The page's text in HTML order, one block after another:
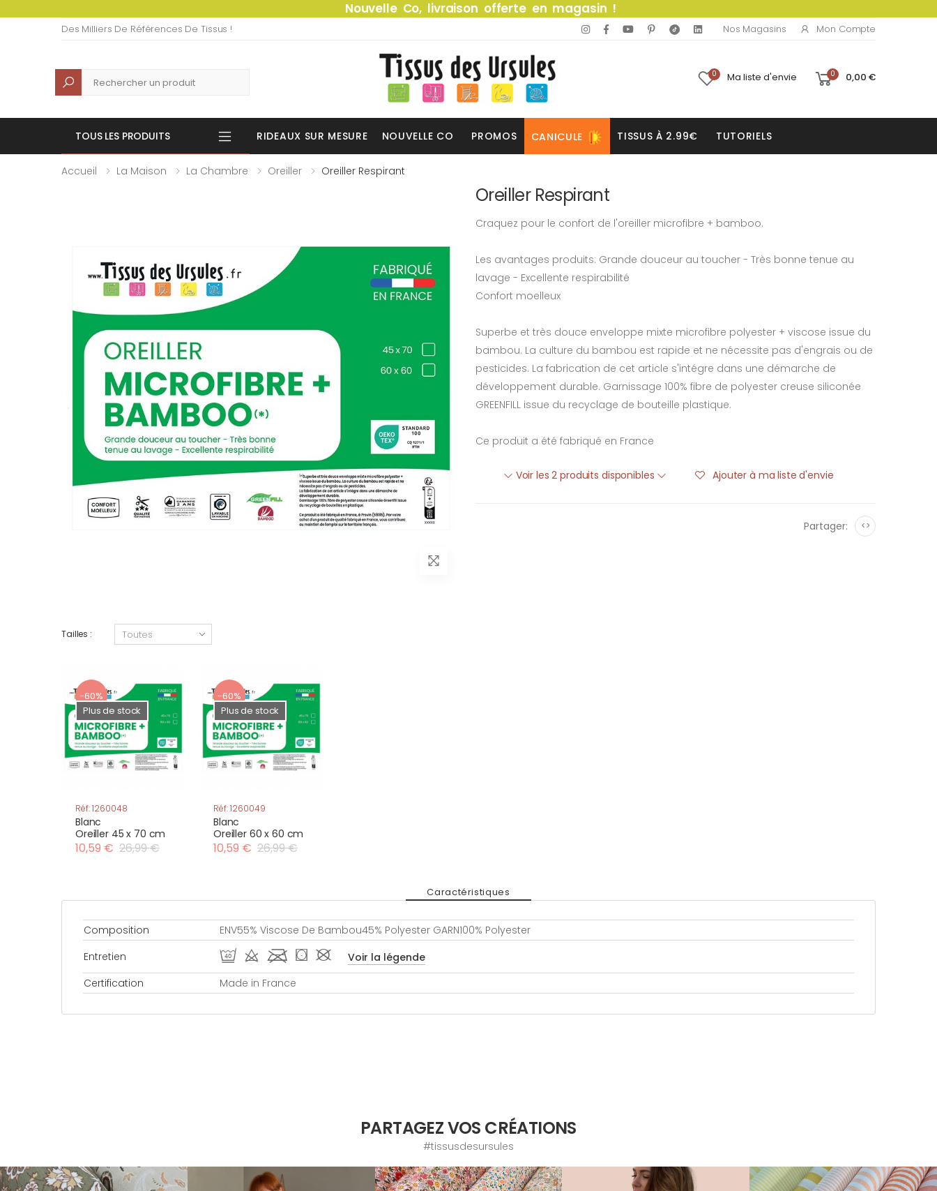
Nouvelle Co, livraison offerte en magasin !
Des Milliers De Références De Tissus ! Nos Magasins Mon Compte
Recherche 0 Ma liste d'envie 0 0,00 €
TOUS LES PRODUITS RIDEAUX SUR MESURE NOUVELLE CO PROMOS CANICULE TISSUS À 2.99€ TUTORIELS
Accueil La Maison La Chambre Oreiller Oreiller Respirant
Oreiller Respirant
Craquez pour le confort de l'oreiller microfibre + bamboo.
Les avantages produits: Grande douceur au toucher - Très bonne tenue au
lavage - Excellente respirabilité
Confort moelleux
Superbe et très douce enveloppe mixte microfibre polyester + viscose issue du
bambou. La culture du bambou est rapide et ne nécessite pas d'engrais ou de
pesticides. La fabrication de cet article s'intégre dans une démarche de
développement durable. Garnissage 100% fibre de polyester creuse siliconée
GREENFILL issue du recyclage de bouteille plastique.
Ce produit a été fabriqué en France
Voir les 2 produits disponibles Ajouter à ma liste d'envie
Partager: <>
Tailles :
-60%
Plus de stock
Réf: 1260048
Blanc
Oreiller 45 x 70 cm
10,59 € 26,99 €
-60%
Plus de stock
Réf: 1260049
Blanc
Oreiller 60 x 60 cm
10,59 € 26,99 €
Caractéristiques
Composition
ENV55% Viscose De Bambou45% Polyester GARN100% Polyester
Entretien
U d l ( #
Voir la légende
Certification
Made in France
PARTAGEZ VOS CRÉATIONS
#tissusdesursules